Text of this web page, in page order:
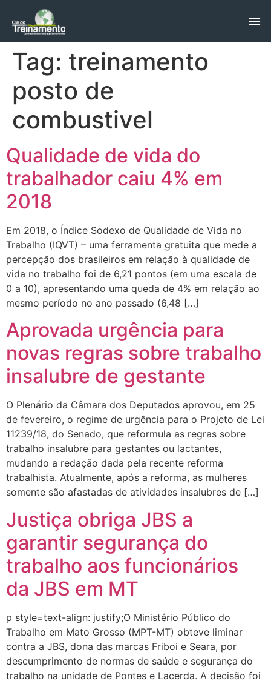
Tag: treinamento
posto de
combustivel
Qualidade de vida do
trabalhador caiu 4% em
2018
Em 2018, o Índice Sodexo de Qualidade de Vida no
Trabalho (IQVT) – uma ferramenta gratuita que mede a
percepção dos brasileiros em relação à qualidade de
vida no trabalho foi de 6,21 pontos (em uma escala de
0 a 10), apresentando uma queda de 4% em relação ao
mesmo período no ano passado (6,48 […]
Aprovada urgência para
novas regras sobre trabalho
insalubre de gestante
O Plenário da Câmara dos Deputados aprovou, em 25
de fevereiro, o regime de urgência para o Projeto de Lei
11239/18, do Senado, que reformula as regras sobre
trabalho insalubre para gestantes ou lactantes,
mudando a redação dada pela recente reforma
trabalhista. Atualmente, após a reforma, as mulheres
somente são afastadas de atividades insalubres de […]
Justiça obriga JBS a
garantir segurança do
trabalho aos funcionários
da JBS em MT
p style=text-align: justify;O Ministério Público do
Trabalho em Mato Grosso (MPT-MT) obteve liminar
contra a JBS, dona das marcas Friboi e Seara, por
descumprimento de normas de saúde e segurança do
trabalho na unidade de Pontes e Lacerda. A decisão foi